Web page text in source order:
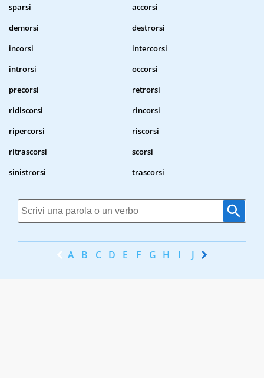
sparsi
accorsi
demorsi
destrorsi
incorsi
intercorsi
introrsi
occorsi
precorsi
retrorsi
ridiscorsi
rincorsi
ripercorsi
riscorsi
ritrascorsi
scorsi
sinistrorsi
trascorsi
A B C D E F G H I J K